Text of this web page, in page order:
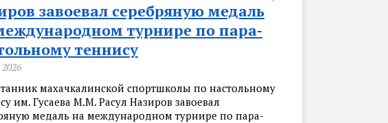
завоевал серебряную медаль
турнире по пара-
теннису
махачкалинской спортшколы по настольному
им. Гусаева М.М. Расул Назиров завоевал
медаль на международном турнире по пара-